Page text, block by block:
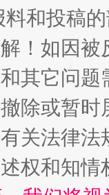
和投稿
！如因
其它问题
除或暂
关法律
权和知情